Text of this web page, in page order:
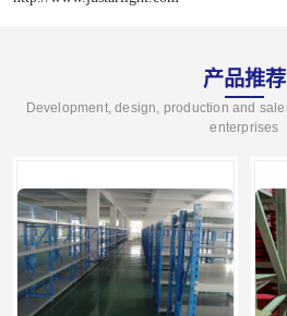
产品推荐
Development, design, production and
enterprises